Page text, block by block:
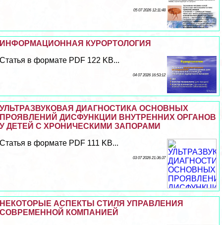
05 07 2026 12:11:48
ИНФОРМАЦИОННАЯ КУРОРТОЛОГИЯ
Статья в формате PDF 122 KB...
04 07 2026 16:53:12
УЛЬТРАЗВУКОВАЯ ДИАГНОСТИКА ОСНОВНЫХ
ПРОЯВЛЕНИЙ ДИСФУНКЦИИ ВНУТРЕННИХ ОРГАНОВ
У ДЕТЕЙ С ХРОНИЧЕСКИМИ ЗАПОРАМИ
Статья в формате PDF 111 KB...
03 07 2026 21:36:37
НЕКОТОРЫЕ АСПЕКТЫ СТИЛЯ УПРАВЛЕНИЯ
СОВРЕМЕННОЙ КОМПАНИЕЙ